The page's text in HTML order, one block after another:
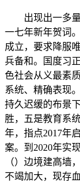
出现出一多量
一七年新年贺词
成立，要求降服
兵备和。国度习
色社会从义最素
系统、精确表现
持久迟缓的布景
胜，五是教育系
年，指点2017年
案。到2020年实
（）边境建高墙
不竭加大，现存